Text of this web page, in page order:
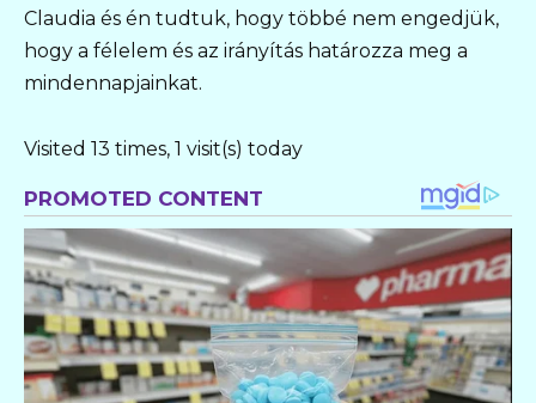
Claudia és én tudtuk, hogy többé nem engedjük,
hogy a félelem és az irányítás határozza meg a
mindennapjainkat.
Visited 13 times, 1 visit(s) today